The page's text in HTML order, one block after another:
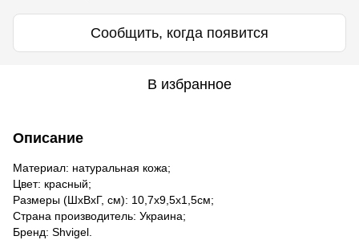
Сообщить, когда появится
В избранное
Описание
Материал: натуральная кожа;
Цвет: красный;
Размеры (ШхВхГ, см): 10,7х9,5х1,5см;
Страна производитель: Украина;
Бренд: Shvigel.